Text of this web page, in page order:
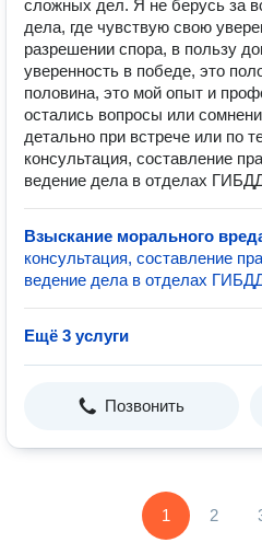
сложных дел. Я не берусь за
дела, где чувствую свою
разрешении спора, в пользу
уверенность в победе, это
половина, это мой опыт и
остались вопросы или
детально при встрече или по
консультация, составление
ведение дела в отделах
Взыскание морального
консультация, составление
ведение дела в отделах
Ещё 3 услуги
Позвонить
1 2